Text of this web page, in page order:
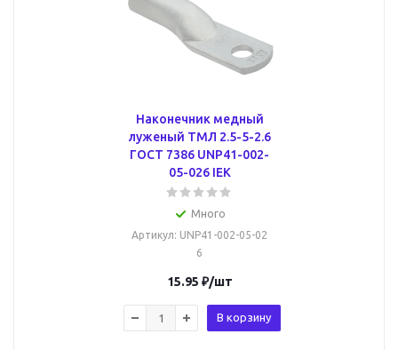
Наконечник медный
луженый ТМЛ 2.5-5-2.6
ГОСТ 7386 UNP41-002-
05-026 IEK
Много
Артикул: UNP41-002-05-02
6
15.95 ₽/шт
В корзину